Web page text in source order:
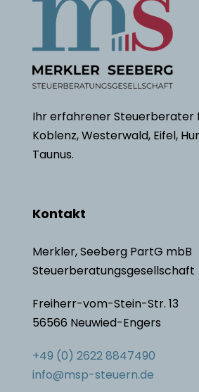
Ihr erfahrener Steuerberater
Koblenz, Westerwald, Eifel,
Taunus.
Kontakt
Merkler, Seeberg PartG mbB
Steuerberatungsgesellschaft
Freiherr-vom-Stein-Str. 13
56566 Neuwied-Engers
+49 (0) 2622 8847490
info@msp-steuern.de